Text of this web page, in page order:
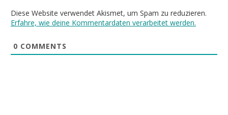
Diese Website verwendet Akismet, um Spam zu reduzieren.
Erfahre, wie deine Kommentardaten verarbeitet werden.
0 COMMENTS